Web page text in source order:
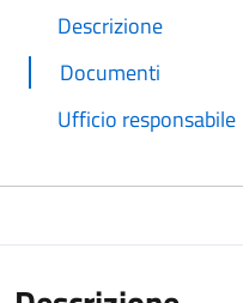
Descrizione
Documenti
Ufficio responsabile